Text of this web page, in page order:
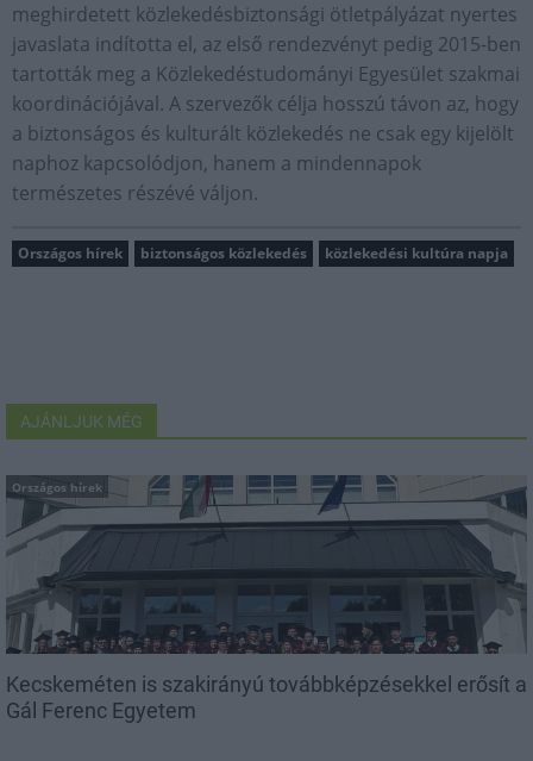
meghirdetett közlekedésbiztonsági ötletpályázat nyertes
javaslata indította el, az első rendezvényt pedig 2015-ben
tartották meg a Közlekedéstudományi Egyesület szakmai
koordinációjával. A szervezők célja hosszú távon az, hogy
a biztonságos és kulturált közlekedés ne csak egy kijelölt
naphoz kapcsolódjon, hanem a mindennapok
természetes részévé váljon.
Országos hírek biztonságos közlekedés közlekedési kultúra napja
AJÁNLJUK MÉG
Országos hírek
Kecskeméten is szakirányú továbbképzésekkel erősít a
Gál Ferenc Egyetem